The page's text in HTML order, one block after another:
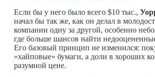
Если бы у него было всего $10 тыс.,
начал бы так же, как он делал в
компании одну за другой, особенно
где больше шансов найти
Его базовый принцип не изменился:
«хайповые» бумаги, а доли в хороших
разумной цене.